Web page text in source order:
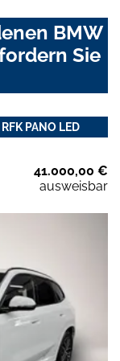
BMW
Sie
PANO LED
41.000,00 €
ausweisbar